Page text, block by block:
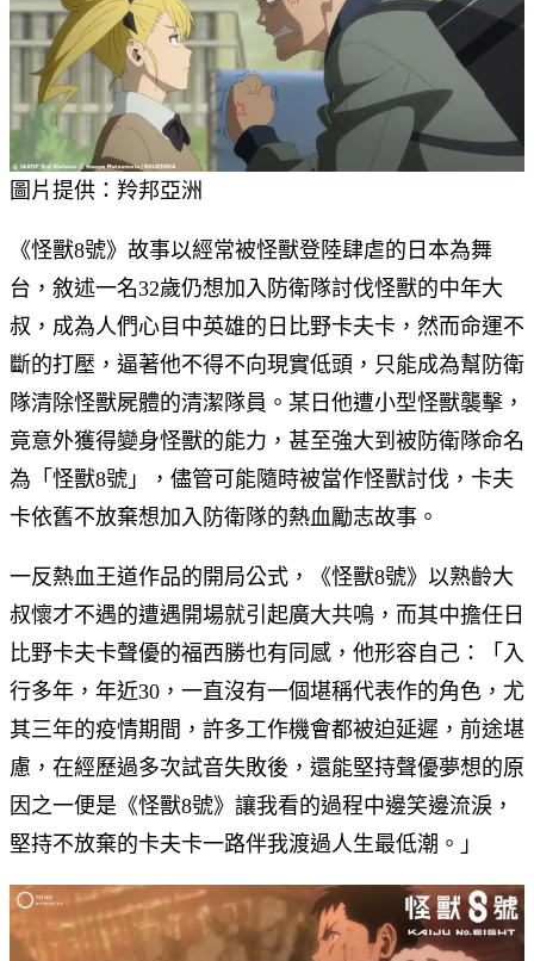
圖片提供：羚邦亞洲
《怪獸8號》故事以經常被怪獸登陸肆虐的日本為舞
台，敘述一名32歲仍想加入防衛隊討伐怪獸的中年大
叔，成為人們心目中英雄的日比野卡夫卡，然而命運不
斷的打壓，逼著他不得不向現實低頭，只能成為幫防衛
隊清除怪獸屍體的清潔隊員。某日他遭小型怪獸襲擊，
竟意外獲得變身怪獸的能力，甚至強大到被防衛隊命名
為「怪獸8號」，儘管可能隨時被當作怪獸討伐，卡夫
卡依舊不放棄想加入防衛隊的熱血勵志故事。
一反熱血王道作品的開局公式，《怪獸8號》以熟齡大
叔懷才不遇的遭遇開場就引起廣大共鳴，而其中擔任日
比野卡夫卡聲優的福西勝也有同感，他形容自己：「入
行多年，年近30，一直沒有一個堪稱代表作的角色，尤
其三年的疫情期間，許多工作機會都被迫延遲，前途堪
慮，在經歷過多次試音失敗後，還能堅持聲優夢想的原
因之一便是《怪獸8號》讓我看的過程中邊笑邊流淚，
堅持不放棄的卡夫卡一路伴我渡過人生最低潮。」